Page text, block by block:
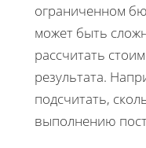
ограниченном
может быть
рассчитать
результата.
подсчитать,
выполнению